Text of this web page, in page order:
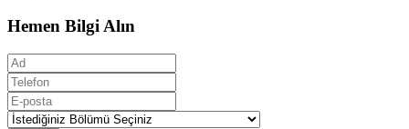
Hemen Bilgi Alın